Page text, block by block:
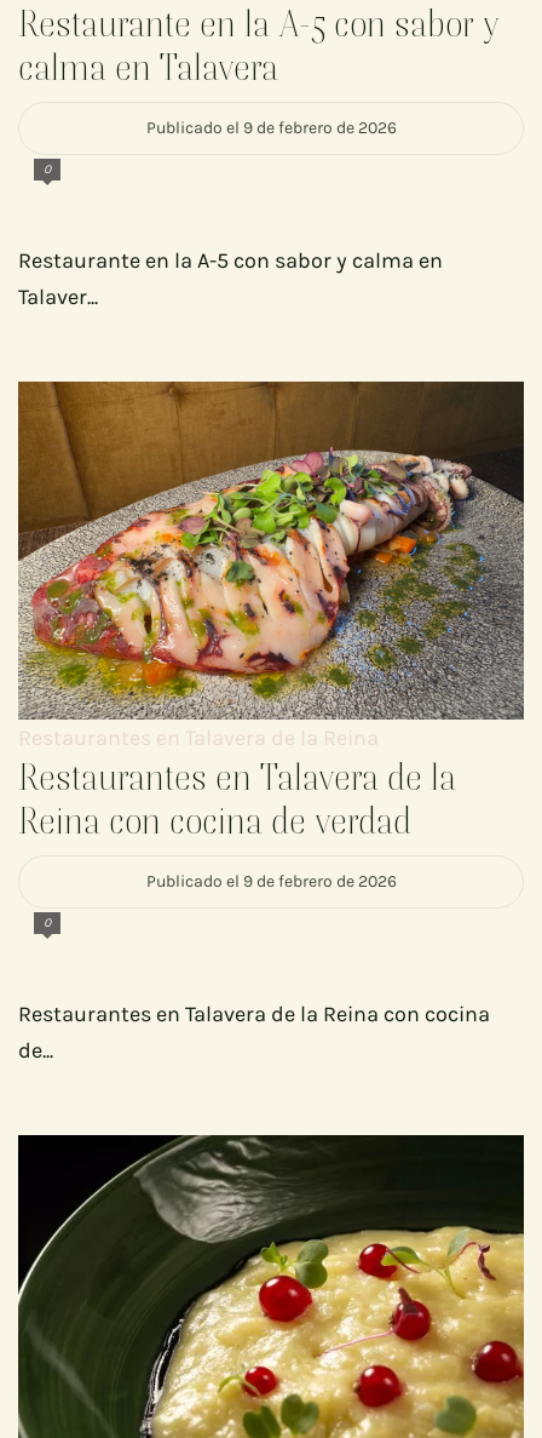
Restaurante en la A-5 con sabor y
calma en Talavera
Publicado el 9 de febrero de 2026
0
Restaurante en la A-5 con sabor y calma en
Talaver...
Restaurantes en Talavera de la Reina
Restaurantes en Talavera de la
Reina con cocina de verdad
Publicado el 9 de febrero de 2026
0
Restaurantes en Talavera de la Reina con cocina
de...